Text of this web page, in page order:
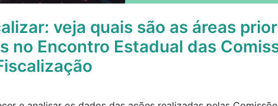
veja quais são as áreas
no Encontro Estadual das